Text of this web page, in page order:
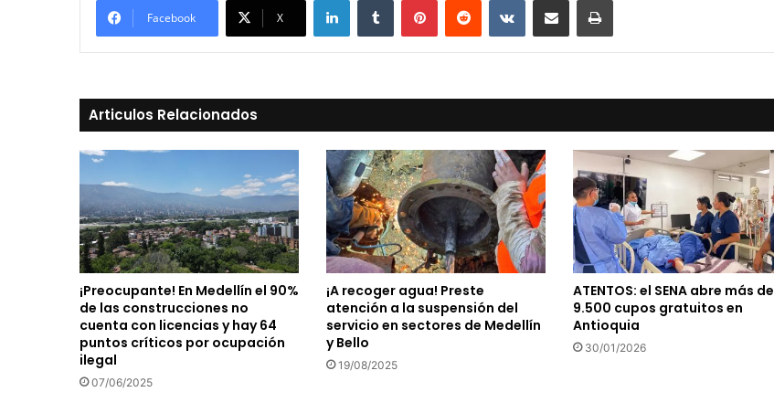
Facebook X
Articulos Relacionados
¡Preocupante! En Medellín el 90%
de las construcciones no
cuenta con licencias y hay 64
puntos críticos por ocupación
ilegal
07/06/2025
¡A recoger agua! Preste
atención a la suspensión del
servicio en sectores de Medellín
y Bello
19/08/2025
ATENTOS: el SENA abre más de
9.500 cupos gratuitos en
Antioquia
30/01/2026